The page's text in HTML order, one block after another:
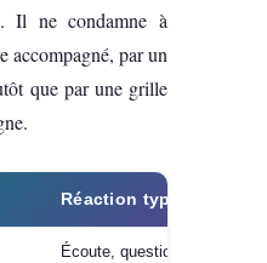
Il ne condamne à
accompagné, par un
que par une grille
Réaction typique au
Écoute, questionne, ajuste